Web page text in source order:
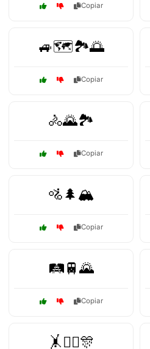
Copiar
🚙🗺️🏞️🌅
Copiar
🚴🌄🏞️
Copiar
🚵🌲🏔️
Copiar
🛤️🚆🌄
Copiar
🤸🤸‍♂️🎊